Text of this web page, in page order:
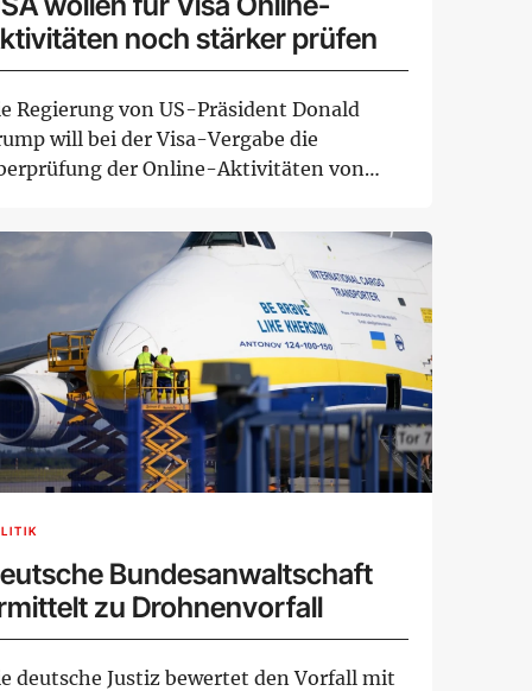
noch stärker prüfen
Regierung von US-Präsident Donald
will bei der Visa-Vergabe die
der Online-Aktivitäten von
Bundesanwaltschaft
zu Drohnenvorfall
deutsche Justiz bewertet den Vorfall mit